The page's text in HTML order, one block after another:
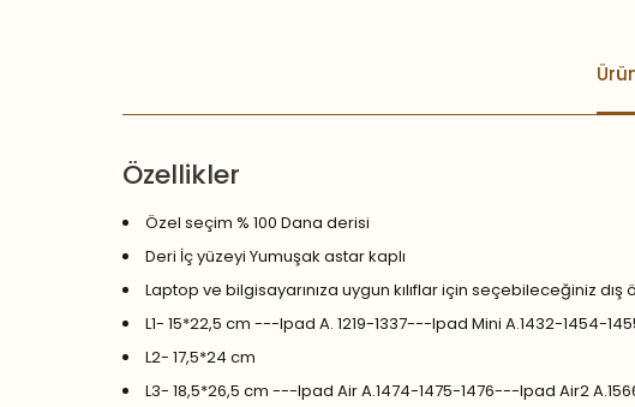
Özellikler
Özel seçim % 100 Dana derisi
Deri İç yüzeyi Yumuşak astar kaplı
Laptop ve bilgisayarınıza uygun kılıflar için seçebileceğiniz dış
L1- 15*22,5 cm ---Ipad A. 1219-1337---Ipad Mini A.1432-1454-
L2- 17,5*24 cm
L3- 18,5*26,5 cm ---Ipad Air A.1474-1475-1476---Ipad Air2